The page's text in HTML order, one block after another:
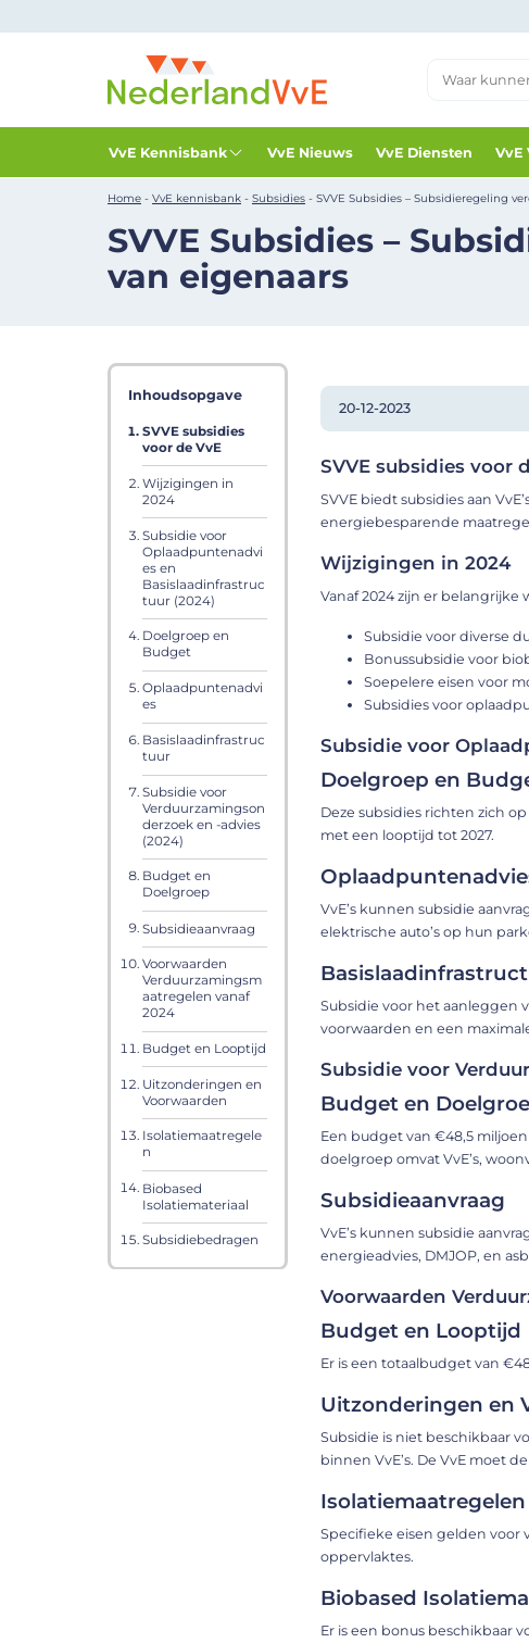
VvE Kennisbank VvE Nieuws VvE Diensten VvE
Home - VvE kennisbank - Subsidies - SVVE Subsidies – Subsidieregeling
SVVE Subsidies –
van eigenaars
Inhoudsopgave
SVVE subsidies
voor de VvE
Wijzigingen in
2024
Subsidie voor
Oplaadpuntenadvi
es en
Basislaadinfrastruc
tuur (2024)
Doelgroep en
Budget
Oplaadpuntenadvi
es
Basislaadinfrastruc
tuur
Subsidie voor
Verduurzamingson
derzoek en -advies
(2024)
Budget en
Doelgroep
Subsidieaanvraag
Voorwaarden
Verduurzamingsm
aatregelen vanaf
2024
Budget en Looptijd
Uitzonderingen en
Voorwaarden
Isolatiemaatregele
n
Biobased
Isolatiemateriaal
Subsidiebedragen
20-12-2023
SVVE subsidies voor
SVVE biedt subsidies aan
energiebesparende
Wijzigingen in 2024
Vanaf 2024 zijn er belangrijke
Subsidie voor diverse
Bonussubsidie voor
Soepelere eisen voor
Subsidies voor
Subsidie voor
Doelgroep en
Deze subsidies richten zich
met een looptijd tot 2027​​​​.
VvE’s kunnen subsidie
elektrische auto’s op hun
Subsidie voor het aanleggen
voorwaarden en een
Subsidie voor
Budget en
Een budget van €48,5
doelgroep omvat VvE’s,
Subsidieaanvraag
VvE’s kunnen subsidie
energieadvies, DMJOP, en
Voorwaarden
Budget en Looptijd
Er is een totaalbudget van
Uitzonderingen en
Subsidie is niet beschikbaar
binnen VvE’s. De VvE moet
Isolatiemaatregelen
Specifieke eisen gelden voor
oppervlaktes​​.
Biobased
Er is een bonus beschikbaar